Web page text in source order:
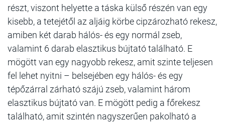
részt, viszont helyette a táska külső részén van egy
kisebb, a tetejétől az aljáig körbe cipzározható rekesz,
amiben két darab hálós- és egy normál zseb,
valamint 6 darab elasztikus bújtató található. E
mögött van egy nagyobb rekesz, amit szinte teljesen
fel lehet nyitni – belsejében egy hálós- és egy
tépőzárral zárható szájú zseb, valamint három
elasztikus bújtató van. E mögött pedig a főrekesz
található, amit szintén nagyszerűen pakolható a